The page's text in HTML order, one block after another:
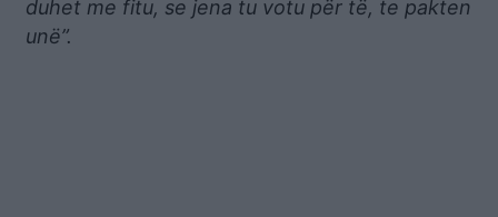
duhet me fitu, se jena tu votu për të, te pakten
unë”.